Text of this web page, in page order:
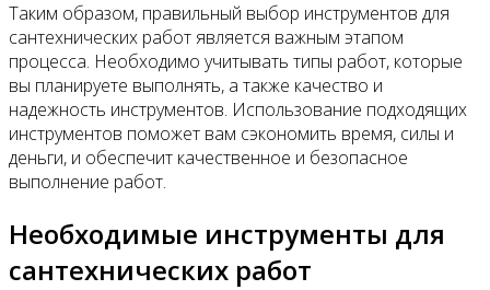
Таким образом, правильный выбор инструментов для
сантехнических работ является важным этапом
процесса. Необходимо учитывать типы работ, которые
вы планируете выполнять, а также качество и
надежность инструментов. Использование подходящих
инструментов поможет вам сэкономить время, силы и
деньги, и обеспечит качественное и безопасное
выполнение работ.
Необходимые инструменты для
сантехнических работ